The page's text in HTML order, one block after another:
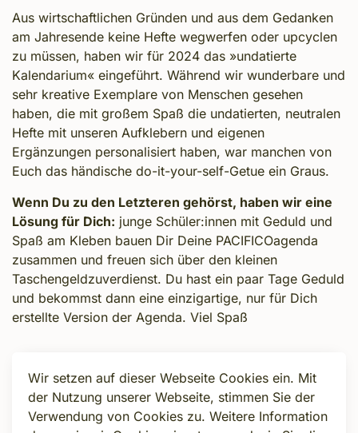
Wir setzen auf dieser Webseite Cookies ein. Mit
der Nutzung unserer Webseite, stimmen Sie der
Verwendung von Cookies zu. Weitere Information
Aus wirtschaftlichen Gründen und aus dem Gedanken
am Jahresende keine Hefte wegwerfen oder upcyclen
zu müssen, haben wir für 2024 das »undatierte
Kalendarium« eingeführt. Während wir wunderbare und
sehr kreative Exemplare von Menschen gesehen
haben, die mit großem Spaß die undatierten, neutralen
Hefte mit unseren Aufklebern und eigenen
Ergänzungen personalisiert haben, war manchen von
Euch das händische do-it-your-self-Getue ein Graus.
Wenn Du zu den Letzteren gehörst, haben wir eine
Lösung für Dich: junge Schüler:innen mit Geduld und
Spaß am Kleben bauen Dir Deine PACIFICOagenda
zusammen und freuen sich über den kleinen
Taschengeldzuverdienst. Du hast ein paar Tage Geduld
und bekommst dann eine einzigartige, nur für Dich
erstellte Version der Agenda. Viel Spaß
Zurück